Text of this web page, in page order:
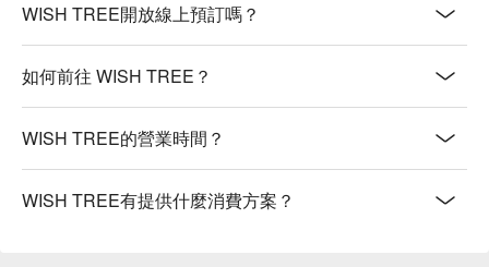
WISH TREE開放線上預訂嗎？
如何前往 WISH TREE？
WISH TREE的營業時間？
WISH TREE有提供什麼消費方案？